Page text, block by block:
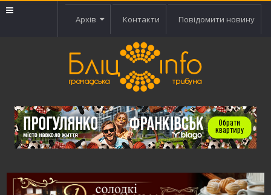
Архів Контакти Повідомити новину